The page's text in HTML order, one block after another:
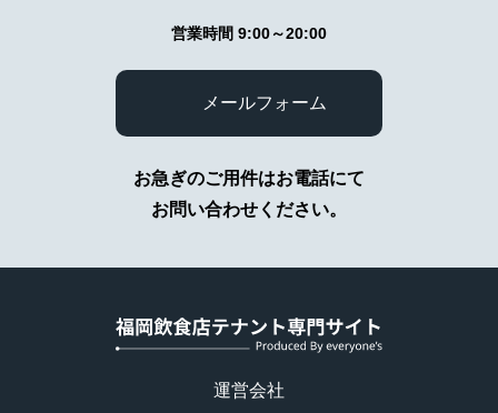
（ハ）公衆衛生の向上又は児童の健全な育成の推
同意を得ることが困難であるとき
（ニ）国の機関若しくは地方公共団体又はその委
託を受けた者が法令の定める事務を遂行すること
の同意を得ることにより当該事務の遂行に支障を
及ぼすおそれがあるとき
（ホ）あらかじめ本人の同意を得た場合
弊社の業務の全部または一部を外部に業務委託す
る際、弊社は個人情報を適切に保護できる管理体
し、お客様の個人情報を厳密に管理しています。
営業時間 9:00～20:00
メールフォーム
お急ぎのご用件はお電話にて
お問い合わせください。
運営会社